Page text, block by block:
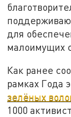
для
малоимущих
Как ранее
рамках Года
зелёных
1000